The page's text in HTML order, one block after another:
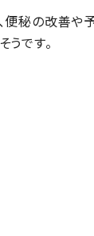
秘の改善や
です。